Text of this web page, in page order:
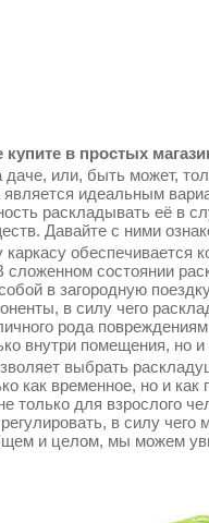
в простых
или, быть может,
идеальным
раскладывать её в
Давайте с ними
обеспечивается
сложенном состоянии
в загородную
в силу чего
рода
внутри помещения, но и
выбрать
как временное, но и как
для взрослого
в силу
и целом, мы можем